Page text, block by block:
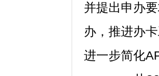
并提出申办
办，推进办
进一步简化